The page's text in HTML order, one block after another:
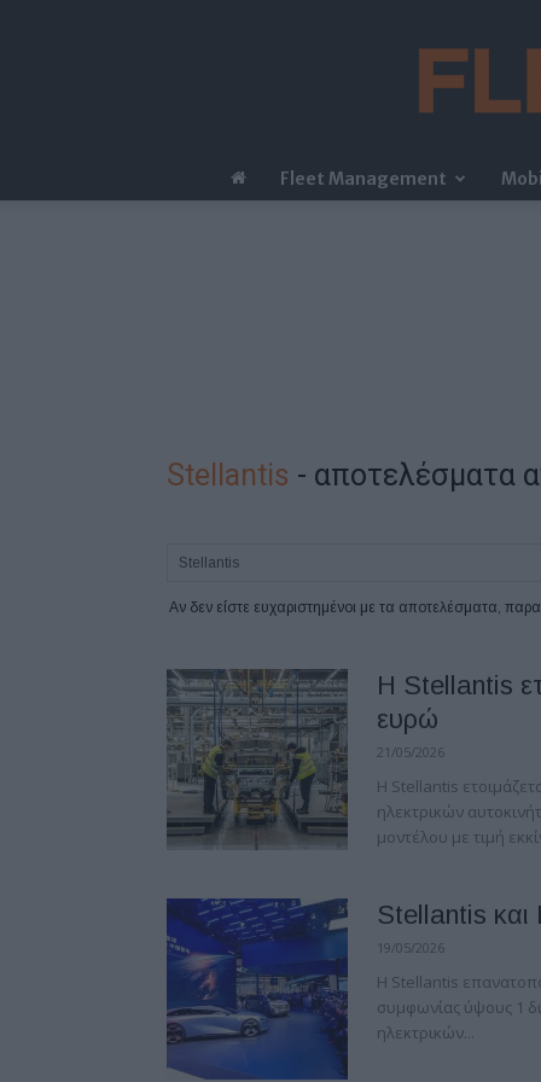
Fleet Management
Stellantis - αποτελέσματα
Αν δεν είστε ευχαριστημένοι με τα αποτελέσματα,
Η Stellantis
ευρώ
21/05/2026
Η Stellantis
ηλεκτρικών
μοντέλου με τιμή
Stellantis
19/05/2026
Η Stellantis
συμφωνίας ύψους 1
ηλεκτρικών...